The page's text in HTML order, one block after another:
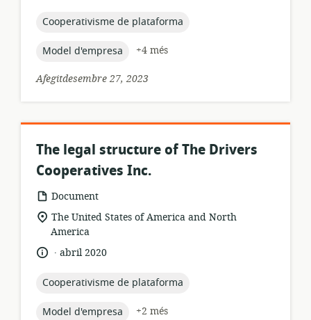
publicació:
topic:
Cooperativisme de plataforma
topic:
Model d'empresa
+4 més
Afegitdesembre 27, 2023
The legal structure of The Drivers
Cooperatives Inc.
format
dels
recursos:
Document
ubicació
rellevant:
The United States of America and North
America
idioma:
.
data
publicació:
abril 2020
topic:
Cooperativisme de plataforma
topic:
Model d'empresa
+2 més